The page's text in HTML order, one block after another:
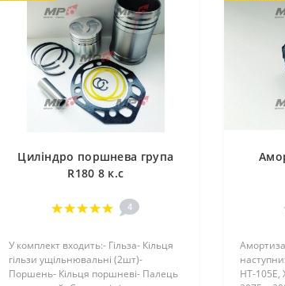
Циліндро поршнева група
R180 8 к.с
4
У комплект входить:- Гільза- Кільця
гільзи ущільнювальні (2шт)-
Поршень- Кільця поршневі- Палець
HT-105E,